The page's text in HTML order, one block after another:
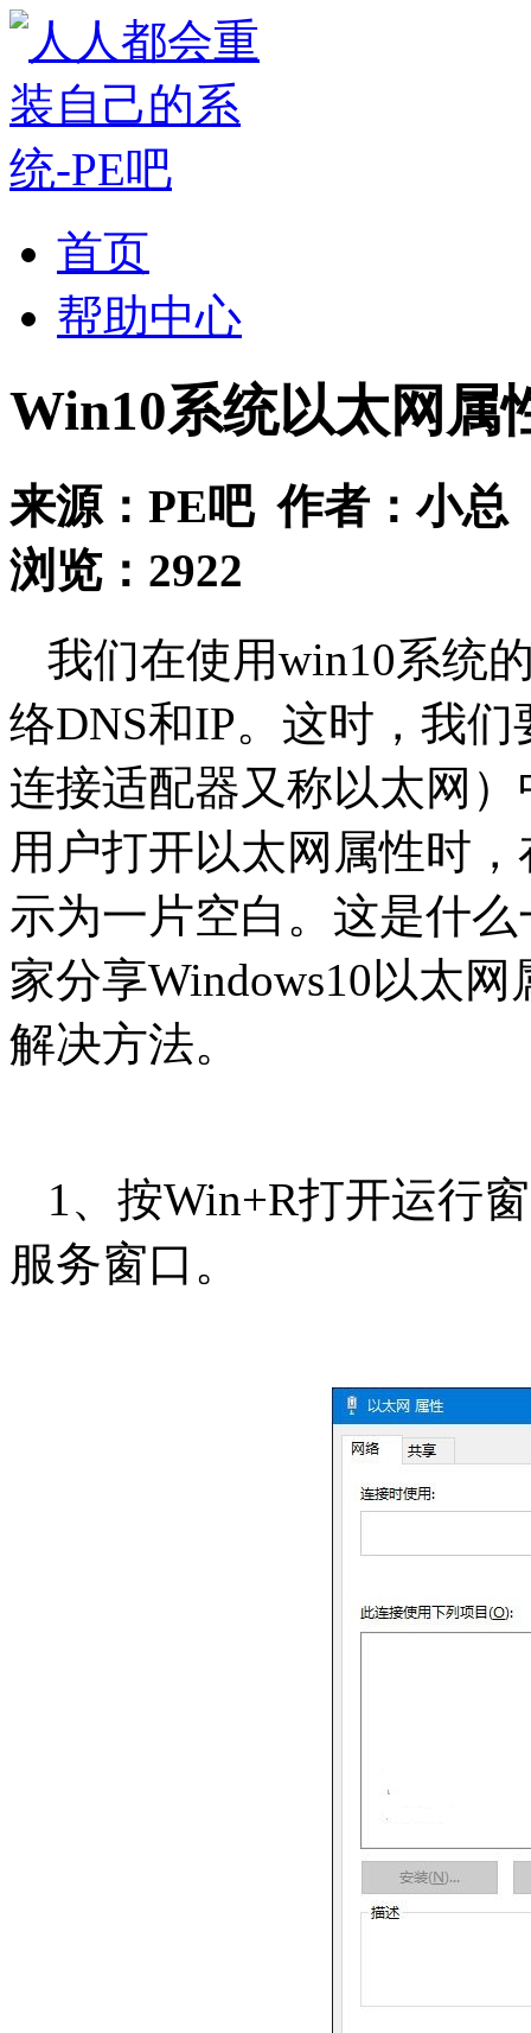
首页
帮助中心
Win10系统以太网属
来源： PE吧作者：小总
浏览： 2922
我们在使用win10系统
络DNS和IP。这时，我
连接适配器又称以太网
用户打开以太网属性时
示为一片空白。这是什
家分享Windows10以太
解决方法。
1、按Win+R打开运行
服务窗口。